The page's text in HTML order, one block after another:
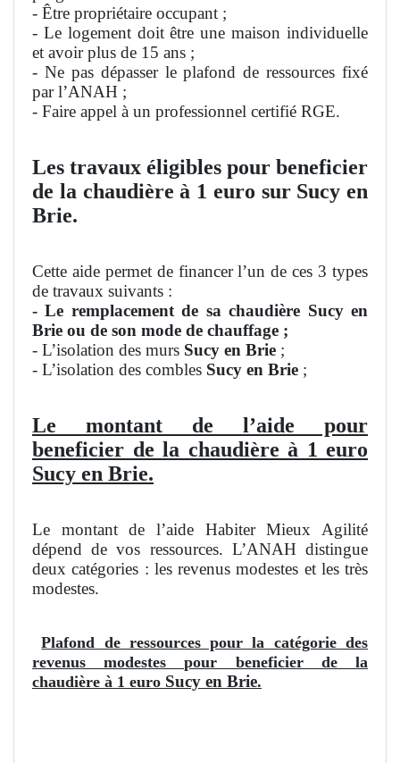
- Être propriétaire occupant ;
- Le logement doit être une maison individuelle
et avoir plus de 15 ans ;
- Ne pas dépasser le plafond de ressources fixé
par l’ANAH ;
- Faire appel à un professionnel certifié RGE.
Les travaux éligibles pour beneficier
de la chaudière à 1 euro sur Sucy en
Brie.
Cette aide permet de financer l’un de ces 3 types
de travaux suivants :
- Le remplacement de sa chaudière Sucy en
Brie ou de son mode de chauffage ;
- L’isolation des murs Sucy en Brie ;
- L’isolation des combles Sucy en Brie ;
Le montant de l’aide pour
beneficier de la chaudière à 1 euro
Sucy en Brie.
Le montant de l’aide Habiter Mieux Agilité
dépend de vos ressources. L’ANAH distingue
deux catégories : les revenus modestes et les très
modestes.
Plafond de ressources pour la catégorie des
revenus modestes pour beneficier de la
chaudière à 1 euro Sucy en Brie.